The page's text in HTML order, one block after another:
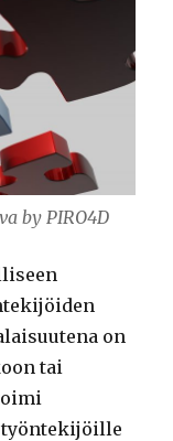
by PIRO4D
on
tai
työntekijöille